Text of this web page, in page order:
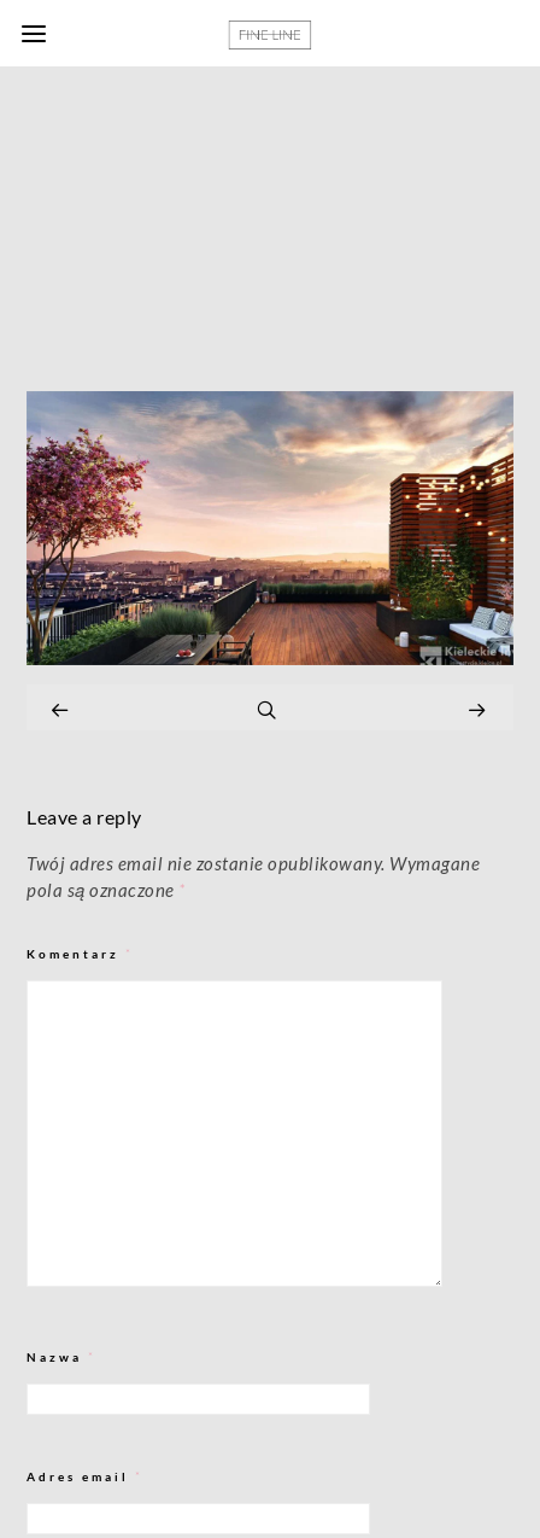
Leave a reply
Twój adres email nie zostanie opublikowany. Wymagane
pola są oznaczone *
Komentarz *
Nazwa *
Adres email *